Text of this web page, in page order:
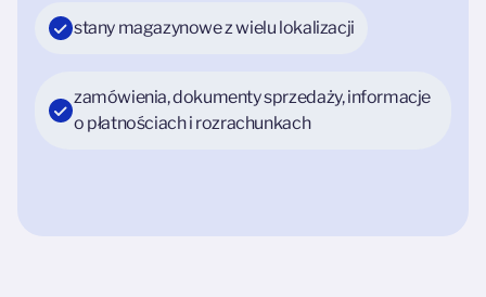
stany magazynowe z wielu lokalizacji
zamówienia, dokumenty sprzedaży, informacje
o płatnościach i rozrachunkach